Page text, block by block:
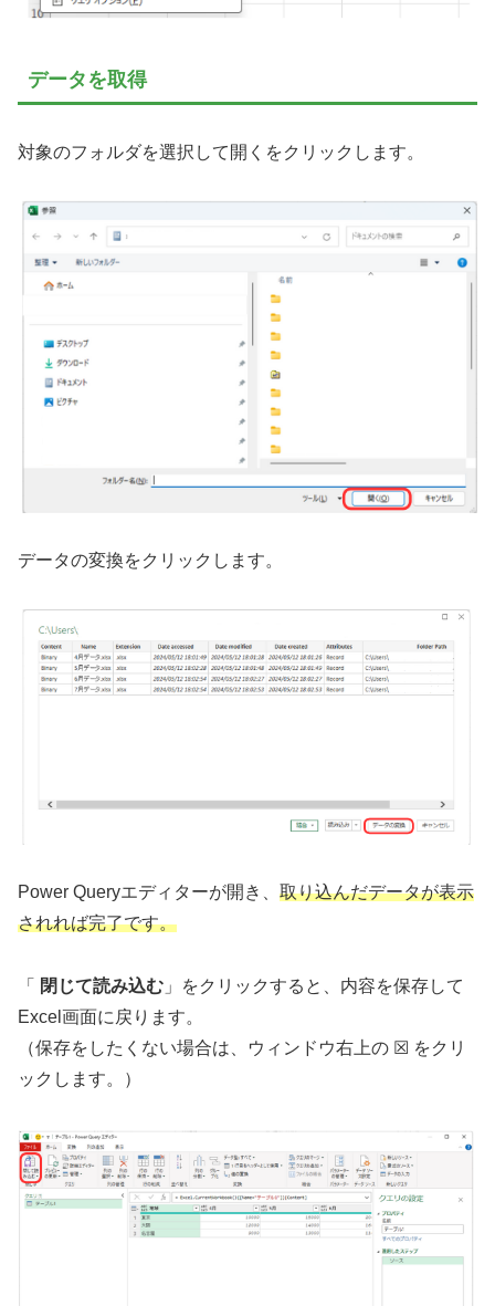
データを取得
対象のフォルダを選択して開くをクリックします。
データの変換をクリックします。
Power Queryエディターが開き、 取り込んだデータが表示
されれば完了です。
「 閉じて読み込む 」をクリックすると、内容を保存して
Excel画面に戻ります。
（保存をしたくない場合は、ウィンドウ右上の ☒ をクリ
ックします。）